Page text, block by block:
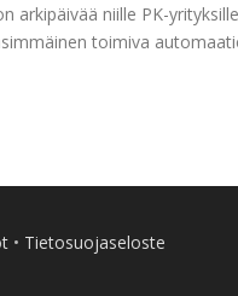
arkipäivää niille PK-
toimiva
• Tietosuojaseloste